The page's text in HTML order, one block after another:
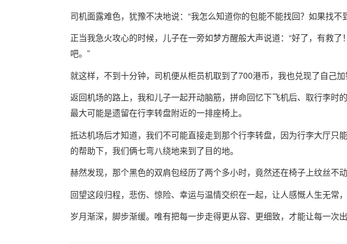
司机面露难色，犹豫不决地说：“我怎么知道你的包能不能找回？如果找不
正当我急火攻心的时候，儿子在一旁如梦方醒般大声说道：“好了，有救
吧。”
就这样，不到十分钟，司机便从柜员机取到了700港币，我也兑现了自己加
返回机场的路上，我和儿子一起开动脑筋，拼命回忆下飞机后、取行李时
最大可能是遗留在行李转盘附近的一排座椅上。
抵达机场后才知道，我们不可能直接走到那个行李转盘，因为行李大厅只
的帮助下，我们俩七弯八绕地来到了目的地。
赫然发现，那个黑色的双肩包经历了两个多小时，竟然还在椅子上纹丝不动
回望这段归程，悲伤、惊险、幸运与温情交织在一起，让人感慨人生无常
岁月渐深，脚步渐缓。唯有把每一步走得更从容、更细致，才能让每一次